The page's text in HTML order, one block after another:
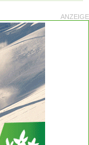
ANZEIGE